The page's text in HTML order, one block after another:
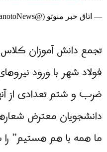
— اتاق خبر منوتو (@ManotoNews)
تجمع دانش آموزان
فولاد شهر با ورود
ضرب و شتم تعدادی از
دانشجویان معترض
ما همه با هم هستیم” را